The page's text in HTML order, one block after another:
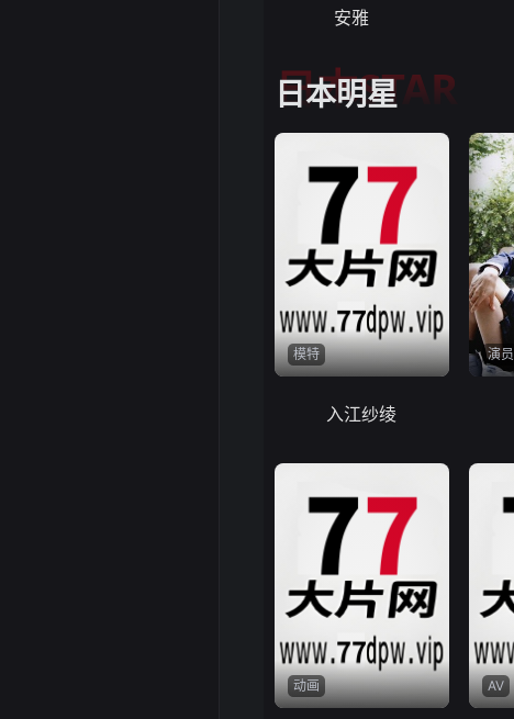
安雅
日本明星
日本STAR
模特
入江纱绫
演员
动画 AV